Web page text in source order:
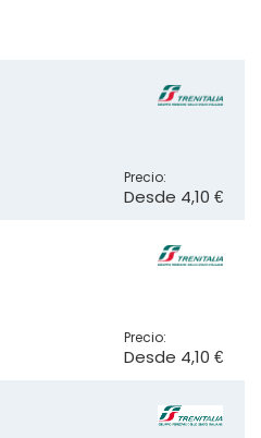
Precio:
Desde 4,10 €
Precio:
Desde 4,10 €